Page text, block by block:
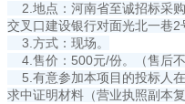
2.地点：河南省至诚招标采
交叉口建设银行对面光北一巷2
3.方式：现场。
4.售价：500元/份。（售后不
5.有意参加本项目的投标人
求中证明材料（营业执照副本